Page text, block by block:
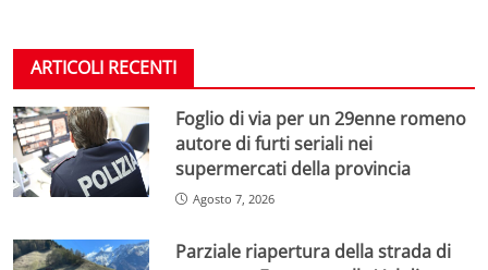
ARTICOLI RECENTI
Foglio di via per un 29enne romeno
autore di furti seriali nei
supermercati della provincia
Agosto 7, 2026
Parziale riapertura della strada di